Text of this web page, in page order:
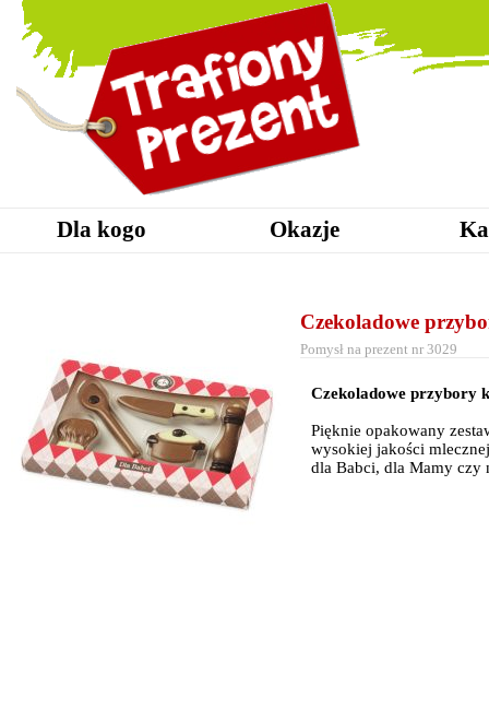
Dla kogo Okazje
Czekoladowe
Pomysł na prezent nr 3029
Czekoladowe przybory
Pięknie opakowany
wysokiej jakości
dla Babci, dla Mamy czy